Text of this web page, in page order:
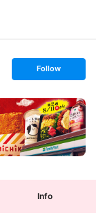
s
t
o
l
l
o
w
Follow
Info